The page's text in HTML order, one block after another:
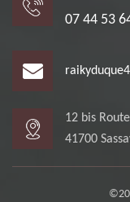
07 44 53
12 bis
41700